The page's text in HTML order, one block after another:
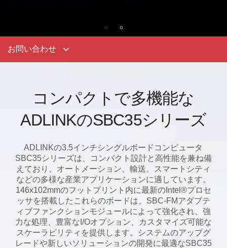
お問い合わせ
コンパクトで多機能な
ADLINKのSBC35シリーズ
ADLINKの3.5インチシングルボードコンピュータ
SBC35シリーズは、コンパクト設計と高性能を兼ね備
えており、オートメーション、輸送、スマートシティ
などの多様な産業アプリケーションに適しています。
146x102mmのフットプリント内に最新のIntel®プロセ
ッサを搭載したこれらのボードは、SBC-FMアダプテ
ィブファンクションモジュールによって強化され、強
力な処理、豊富なI/Oオプション、カスタマイズ可能な
スケーラビリティを提供します。システムのアップグ
レードや新しいソリューションの開発に最適なSBC35